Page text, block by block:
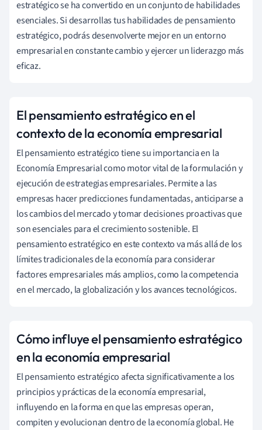
estratégico se ha convertido en un conjunto de habilidades
esenciales. Si desarrollas tus habilidades de pensamiento
estratégico, podrás desenvolverte mejor en un entorno
empresarial en constante cambio y ejercer un liderazgo más
eficaz.
El pensamiento estratégico en el
contexto de la economía empresarial
El pensamiento estratégico tiene su importancia en la
Economía Empresarial como motor vital de la formulación y
ejecución de estrategias empresariales. Permite a las
empresas hacer predicciones fundamentadas, anticiparse a
los cambios del mercado y tomar decisiones proactivas que
son esenciales para el crecimiento sostenible. El
pensamiento estratégico en este contexto va más allá de los
límites tradicionales de la economía para considerar
factores empresariales más amplios, como la competencia
en el mercado, la globalización y los avances tecnológicos.
Cómo influye el pensamiento estratégico
en la economía empresarial
El pensamiento estratégico afecta significativamente a los
principios y prácticas de la economía empresarial,
influyendo en la forma en que las empresas operan,
compiten y evolucionan dentro de la economía global. He